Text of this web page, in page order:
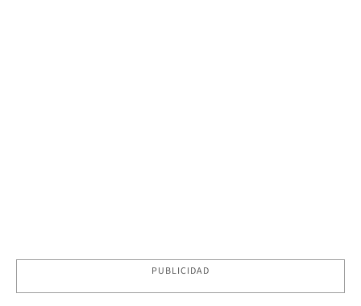
PUBLICIDAD